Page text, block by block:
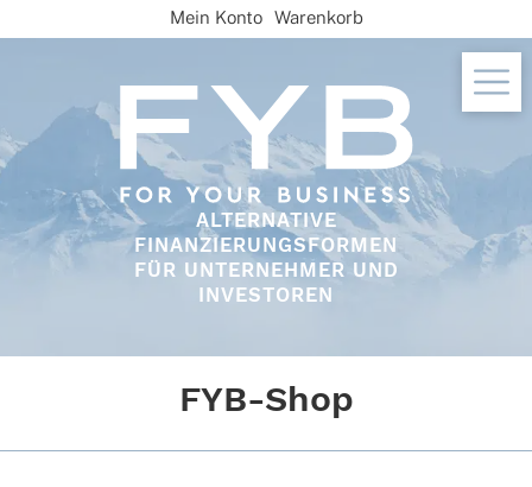
to
ALTERNATIVE
FINANZIERUNGSFORMEN
FÜR UNTERNEHMER UND
INVESTOREN
Mein Konto Warenkorb
FYB-Shop